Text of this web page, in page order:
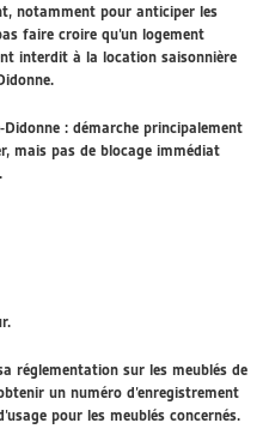
notamment pour anticiper les
faire croire qu’un logement
interdit à la location saisonnière
: démarche principalement
mais pas de blocage immédiat
réglementation sur les meublés de
un numéro d’enregistrement
pour les meublés concernés.